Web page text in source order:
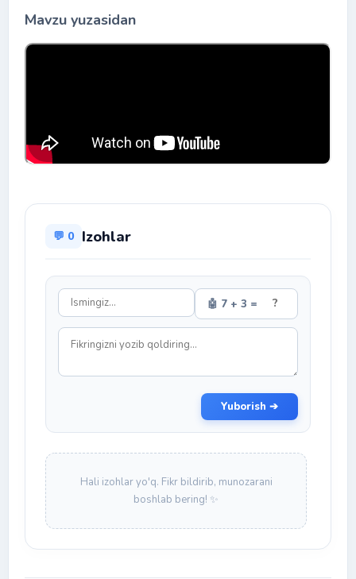
Mavzu yuzasidan
💬 0 Izohlar
🤖 7 + 3 =
Yuborish ➔
Hali izohlar yo'q. Fikr bildirib, munozarani
boshlab bering! ✨